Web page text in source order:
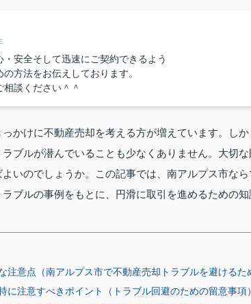
・安全そして迅速にご契約できるよう
の方法をお伝えしております。
談ください＾＾
かけに不動産売却を考える方が増えています。し
ブルが潜んでいることも少なくありません。大切
いのでしょうか。この記事では、南アルプス市な
ブルの事例をもとに、円滑に取引を進めるための
注意点（南アルプス市で不動産売却トラブルを避けるた
に注意すべきポイント（トラブル回避のための留意事項）